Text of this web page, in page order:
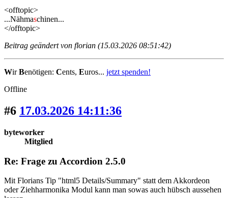
<offtopic>
...Nähmaschinen...
</offtopic>
Beitrag geändert von florian (15.03.2026 08:51:42)
WirBenötigen: Cents, Euros... jetzt spenden!
Offline
#6 17.03.2026 14:11:36
byteworker
Mitglied
Re: Frage zu Accordion 2.5.0
Mit Florians Tip "html5 Details/Summary" statt dem Akkordeon
oder Ziehharmonika Modul kann man sowas auch hübsch aussehen